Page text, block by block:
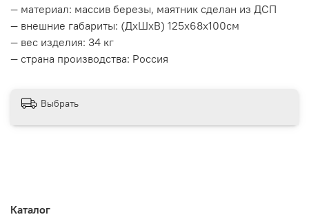
— материал: массив березы, маятник сделан из ДСП
— внешние габариты: (ДхШхВ) 125х68х100см
— вес изделия: 34 кг
— страна производства: Россия
Выбрать
Каталог